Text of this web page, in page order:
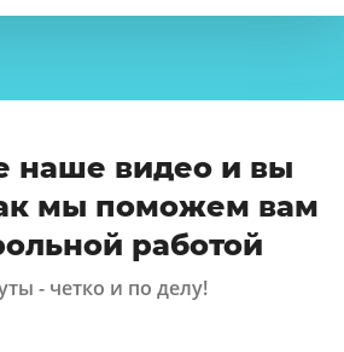
наше видео и вы
мы поможем вам
работой
- четко и по делу!